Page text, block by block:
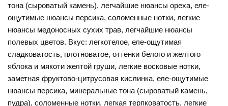
тона (сыроватый камень), легчайшие нюансы ореха, еле-
ощутимые нюансы персика, соломенные нотки, легкие
нюансы медоносных сухих трав, легчайшие нюансы
полевых цветов. Вкус: легкотелое, еле-ощутимая
сладковатость, плотноватое, оттенки белого и желтого
яблока и мякоти желтой груши, легкие восковые нотки,
заметная фруктово-цитрусовая кислинка, еле-ощутимые
нюансы персика, минеральные тона (сыроватый камень,
пудра), соломенные нотки, легкая терпковатость, легкие